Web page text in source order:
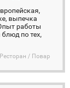
выпечка
работы
по тех,
/ Повар